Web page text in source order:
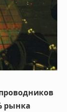
рынка